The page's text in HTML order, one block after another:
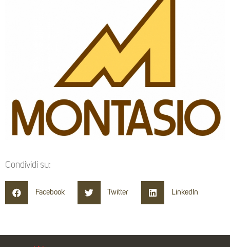
Condividi su:
Facebook Twitter LinkedIn